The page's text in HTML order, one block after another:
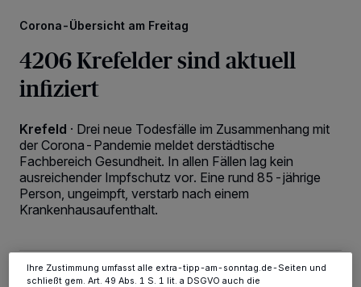
Corona-Übersicht am Freitag
4206 Krefelder sind aktuell
infiziert
Krefeld · Drei neue Todesfälle im Zusammenhang mit
der Corona-Pandemie meldet derstädtische
Fachbereich Gesundheit. In allen Fällen lag kein
ausreichender Impfschutz vor. Eine rund 85-jährige
Person, ungeimpft, verstarb nach einem
Krankenhausaufenthalt.
28.01.2022 , 13:00 Uhr 2 Minuten Lesezeit
Kennungen auf Ihrem Gerät zu. Durch Auswahl von OK aktivieren Sie
Tracking-Technologien für die unter „Wir und unsere Partner
verarbeiten Daten, um Ihnen Dienste bereitzustellen“ aufgeführten
Zwecke. Wenn Tracker deaktiviert sind, sind manche Inhalte und
Anzeigen möglicherweise nicht mehr so relevant für Sie. Sie können
dieses Menü jederzeit wieder aufrufen, um Ihre Einstellungen zu
ändern oder Ihre Einwilligung zu widerrufen, indem Sie auf den Link
Ihre Zustimmung umfasst alle extra-tipp-am-sonntag.de-Seiten und
schließt gem. Art. 49 Abs. 1 S. 1 lit. a DSGVO auch die